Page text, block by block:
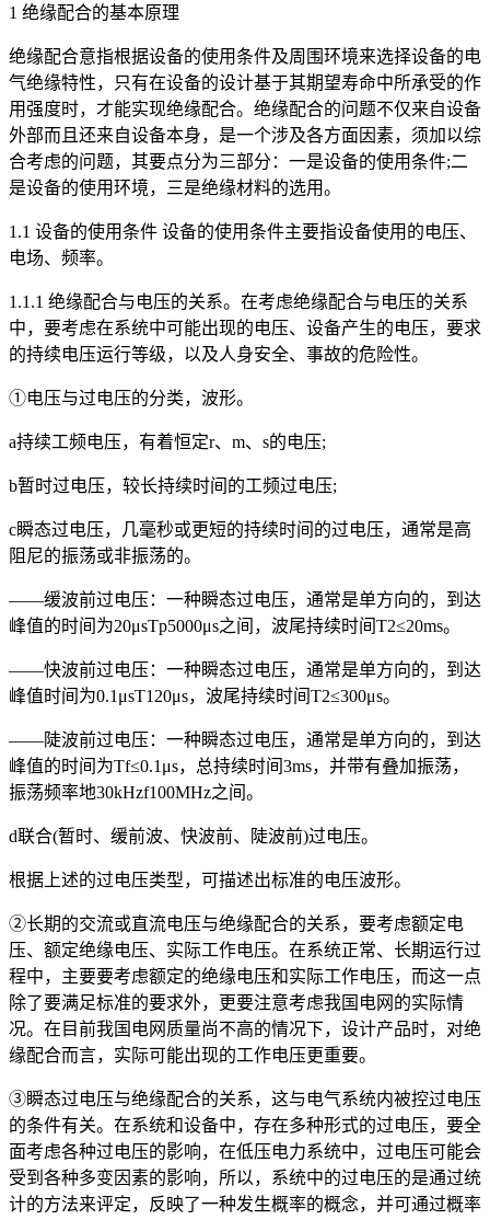
1 绝缘配合的基本原理
绝缘配合意指根据设备的使用条件及周围环境来选择设备的电
气绝缘特性，只有在设备的设计基于其期望寿命中所承受的作
用强度时，才能实现绝缘配合。绝缘配合的问题不仅来自设备
外部而且还来自设备本身，是一个涉及各方面因素，须加以综
合考虑的问题，其要点分为三部分：一是设备的使用条件;二
是设备的使用环境，三是绝缘材料的选用。
1.1 设备的使用条件 设备的使用条件主要指设备使用的电压、
电场、频率。
1.1.1 绝缘配合与电压的关系。在考虑绝缘配合与电压的关系
中，要考虑在系统中可能出现的电压、设备产生的电压，要求
的持续电压运行等级，以及人身安全、事故的危险性。
①电压与过电压的分类，波形。
a持续工频电压，有着恒定r、m、s的电压;
b暂时过电压，较长持续时间的工频过电压;
c瞬态过电压，几毫秒或更短的持续时间的过电压，通常是高
阻尼的振荡或非振荡的。
——缓波前过电压：一种瞬态过电压，通常是单方向的，到达
峰值的时间为20μsTp5000μs之间，波尾持续时间T2≤20ms。
——快波前过电压：一种瞬态过电压，通常是单方向的，到达
峰值时间为0.1μsT120μs，波尾持续时间T2≤300μs。
——陡波前过电压：一种瞬态过电压，通常是单方向的，到达
峰值的时间为Tf≤0.1μs，总持续时间3ms，并带有叠加振荡，
振荡频率地30kHzf100MHz之间。
d联合(暂时、缓前波、快波前、陡波前)过电压。
根据上述的过电压类型，可描述出标准的电压波形。
②长期的交流或直流电压与绝缘配合的关系，要考虑额定电
压、额定绝缘电压、实际工作电压。在系统正常、长期运行过
程中，主要要考虑额定的绝缘电压和实际工作电压，而这一点
除了要满足标准的要求外，更要注意考虑我国电网的实际情
况。在目前我国电网质量尚不高的情况下，设计产品时，对绝
缘配合而言，实际可能出现的工作电压更重要。
③瞬态过电压与绝缘配合的关系，这与电气系统内被控过电压
的条件有关。在系统和设备中，存在多种形式的过电压，要全
面考虑各种过电压的影响，在低压电力系统中，过电压可能会
受到各种多变因素的影响，所以，系统中的过电压的是通过统
计的方法来评定，反映了一种发生概率的概念，并可通过概率